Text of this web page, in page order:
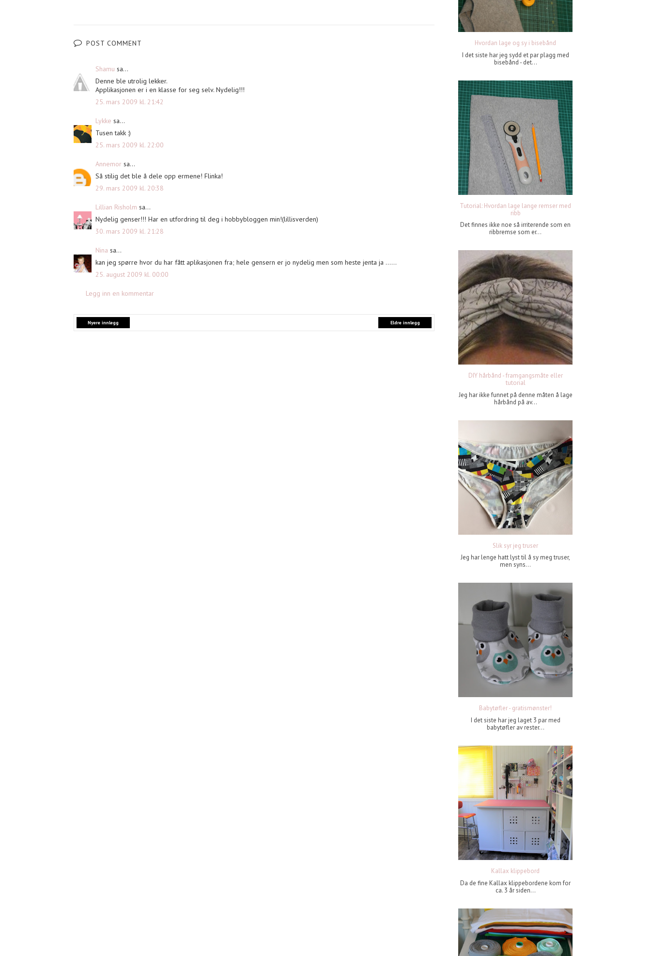
POST COMMENT
Shamu sa...
Denne ble utrolig lekker.
Applikasjonen er i en klasse for seg selv. Nydelig!!!
25. mars 2009 kl. 21:42
Lykke sa...
Tusen takk :)
25. mars 2009 kl. 22:00
Annemor sa...
Så stilig det ble å dele opp ermene! Flinka!
29. mars 2009 kl. 20:38
Lillian Risholm sa...
Nydelig genser!!! Har en utfordring til deg i hobbybloggen min!(lillisverden)
30. mars 2009 kl. 21:28
Nina sa...
kan jeg spørre hvor du har fått aplikasjonen fra; hele gensern er jo nydelig men som heste jenta ja ......
25. august 2009 kl. 00:00
Legg inn en kommentar
Nyere innlegg Eldre innlegg
Hvordan lage og sy i bisebånd
I det siste har jeg sydd et par plagg med
bisebånd - det...
Tutorial: Hvordan lage lange remser med
ribb
Det finnes ikke noe så irriterende som en
ribbremse som er...
DIY hårbånd - framgangsmåte eller
tutorial
Jeg har ikke funnet på denne måten å lage
hårbånd på av...
Slik syr jeg truser
Jeg har lenge hatt lyst til å sy meg truser,
men syns...
Babytøfler - gratismønster!
I det siste har jeg laget 3 par med
babytøfler av rester...
Kallax klippebord
Da de fine Kallax klippebordene kom for
ca. 3 år siden...